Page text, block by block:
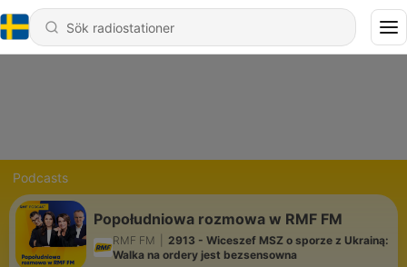
Podcasts
Popołudniowa rozmowa w RMF FM
RMF FM
2913 - Wiceszef MSZ o sporze z Ukrainą:
Walka na ordery jest bezsensowna